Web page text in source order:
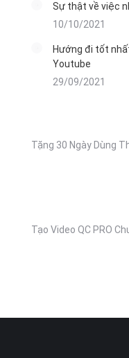
Sự thật về việc
10/10/2021
Hướng đi tốt
Youtube
29/09/2021
Tặng 30 Ngày Dùng
Tạo Video QC PRO